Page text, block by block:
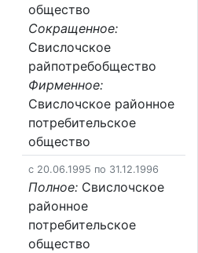
общество
Сокращенное:
Свислочское
райпотребобщество
Фирменное:
Свислочское районное
потребительское
общество
c 20.06.1995 по 31.12.1996
Полное: Свислочское
районное
потребительское
общество